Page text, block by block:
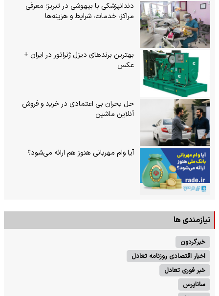
دندانپزشکی با بیهوشی در تبریز؛ معرفی
مراکز، خدمات، شرایط و هزینه‌ها
بهترین برندهای دیزل ژنراتور در ایران +
عکس
حل بحران بی‌ اعتمادی در خرید و فروش
آنلاین ماشین
آیا وام مهربانی هنوز هم ارائه می‌شود؟
نیازمندی ها
خبرگردون
اخبار اقتصادی روزنامه تعادل
خبر فوری تعادل
ساناپرس